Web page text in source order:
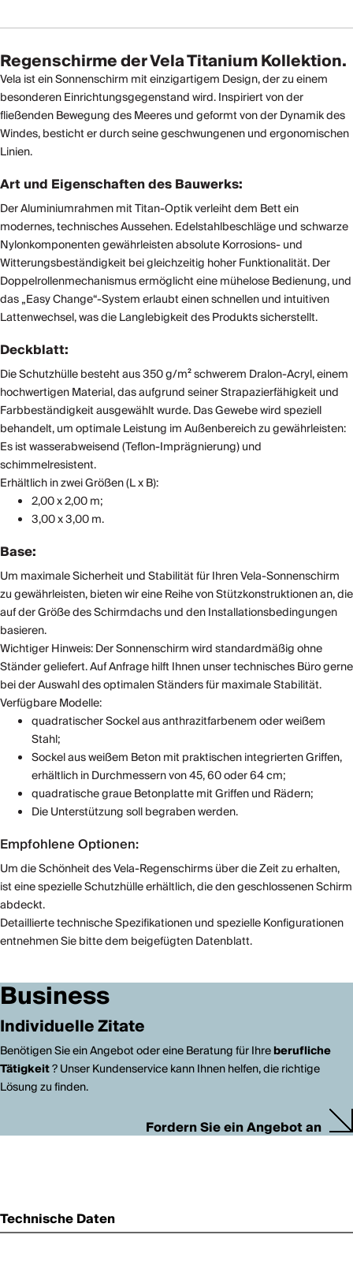
Regenschirme der Vela Titanium Kollektion.
Vela ist ein Sonnenschirm mit einzigartigem Design, der zu einem
besonderen Einrichtungsgegenstand wird. Inspiriert von der
fließenden Bewegung des Meeres und geformt von der Dynamik des
Windes, besticht er durch seine geschwungenen und ergonomischen
Linien.
Art und Eigenschaften des Bauwerks:
Der Aluminiumrahmen mit Titan-Optik verleiht dem Bett ein
modernes, technisches Aussehen. Edelstahlbeschläge und schwarze
Nylonkomponenten gewährleisten absolute Korrosions- und
Witterungsbeständigkeit bei gleichzeitig hoher Funktionalität. Der
Doppelrollenmechanismus ermöglicht eine mühelose Bedienung, und
das „Easy Change“-System erlaubt einen schnellen und intuitiven
Lattenwechsel, was die Langlebigkeit des Produkts sicherstellt.
Deckblatt:
Die Schutzhülle besteht aus 350 g/m² schwerem Dralon-Acryl, einem
hochwertigen Material, das aufgrund seiner Strapazierfähigkeit und
Farbbeständigkeit ausgewählt wurde. Das Gewebe wird speziell
behandelt, um optimale Leistung im Außenbereich zu gewährleisten:
Es ist wasserabweisend (Teflon-Imprägnierung) und
schimmelresistent.
Erhältlich in zwei Größen (L x B):
2,00 x 2,00 m;
3,00 x 3,00 m.
Base:
Um maximale Sicherheit und Stabilität für Ihren Vela-Sonnenschirm
zu gewährleisten, bieten wir eine Reihe von Stützkonstruktionen an, die
auf der Größe des Schirmdachs und den Installationsbedingungen
basieren.
Wichtiger Hinweis: Der Sonnenschirm wird standardmäßig ohne
Ständer geliefert. Auf Anfrage hilft Ihnen unser technisches Büro gerne
bei der Auswahl des optimalen Ständers für maximale Stabilität.
Verfügbare Modelle:
quadratischer Sockel aus anthrazitfarbenem oder weißem
Stahl;
Sockel aus weißem Beton mit praktischen integrierten Griffen,
erhältlich in Durchmessern von 45, 60 oder 64 cm;
quadratische graue Betonplatte mit Griffen und Rädern;
Die Unterstützung soll begraben werden.
Empfohlene Optionen:
Um die Schönheit des Vela-Regenschirms über die Zeit zu erhalten,
ist eine spezielle Schutzhülle erhältlich, die den geschlossenen Schirm
abdeckt.
Detaillierte technische Spezifikationen und spezielle Konfigurationen
entnehmen Sie bitte dem beigefügten Datenblatt.
Business
Individuelle Zitate
Benötigen Sie ein Angebot oder eine Beratung für Ihreberufliche
Tätigkeit? Unser Kundenservice kann Ihnen helfen, die richtige
Lösung zu finden.
Fordern Sie ein Angebot an
Technische Daten